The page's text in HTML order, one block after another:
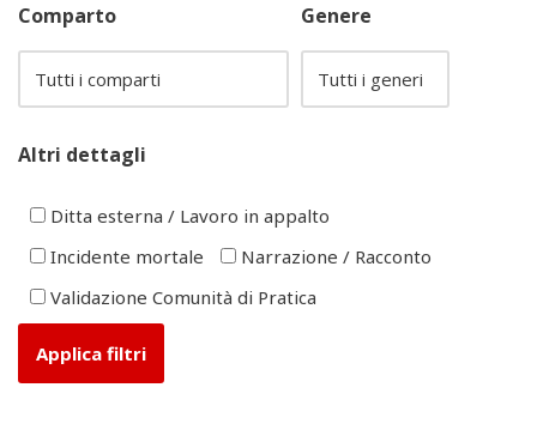
Comparto Genere
Altri dettagli
Ditta esterna / Lavoro in appalto
Incidente mortale
Narrazione / Racconto
Validazione Comunità di Pratica